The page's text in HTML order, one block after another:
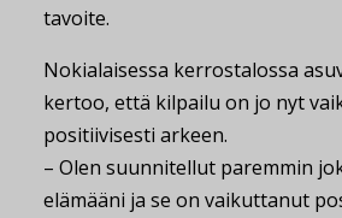
tavoite.
Nokialaisessa kerrostalossa
kertoo, että kilpailu on jo nyt
positiivisesti arkeen.
– Olen suunnitellut paremmin
elämääni ja se on vaikuttanut